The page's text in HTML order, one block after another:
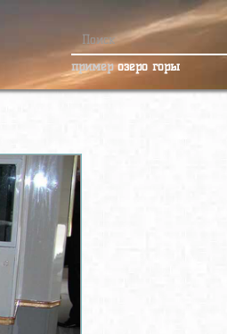
примерозеро горы